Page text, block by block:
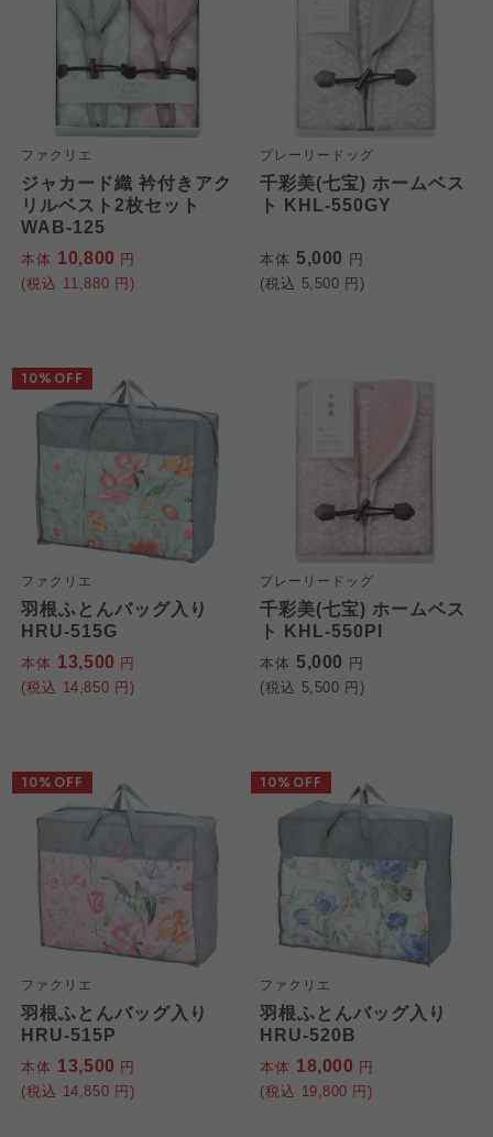
ファクリエ
ジャカード織 衿付きアク
リルベスト2枚セット
WAB-125
本体 10,800 円
(税込 11,880 円)
プレーリードッグ
千彩美(七宝) ホームベス
ト KHL-550GY
本体 5,000 円
(税込 5,500 円)
ファクリエ
羽根ふとんバッグ入り
HRU-515G
本体 13,500 円
(税込 14,850 円)
10%OFF
プレーリードッグ
千彩美(七宝) ホームベス
ト KHL-550PI
本体 5,000 円
(税込 5,500 円)
ファクリエ
羽根ふとんバッグ入り
HRU-515P
本体 13,500 円
(税込 14,850 円)
10%OFF
ファクリエ
羽根ふとんバッグ入り
HRU-520B
本体 18,000 円
(税込 19,800 円)
10%OFF